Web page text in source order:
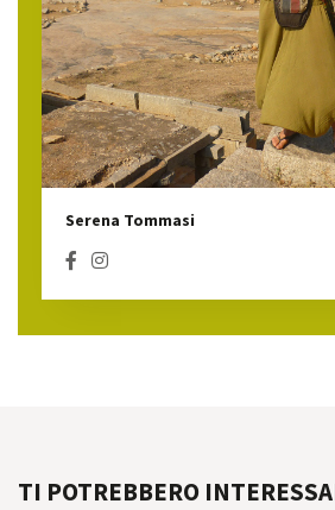
Serena Tommasi
TI POTREBBERO